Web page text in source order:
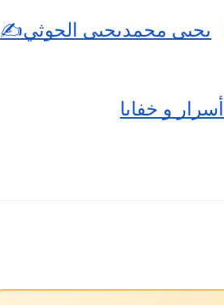
يحيى محمديحيى الحوثي✍️
أسرار و خفايا